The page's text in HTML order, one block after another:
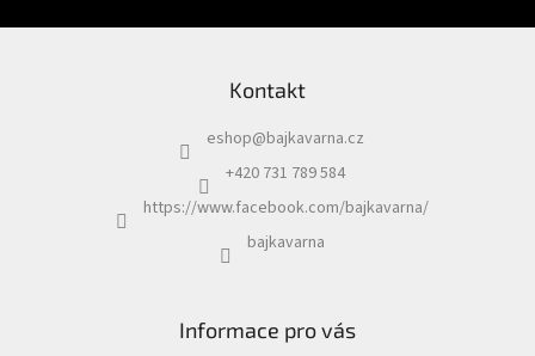
Kontakt
eshop@bajkavarna.cz
+420 731 789 584
https://www.facebook.com/bajkavarna/
bajkavarna
Informace pro vás